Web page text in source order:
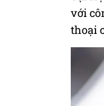
với
thoại